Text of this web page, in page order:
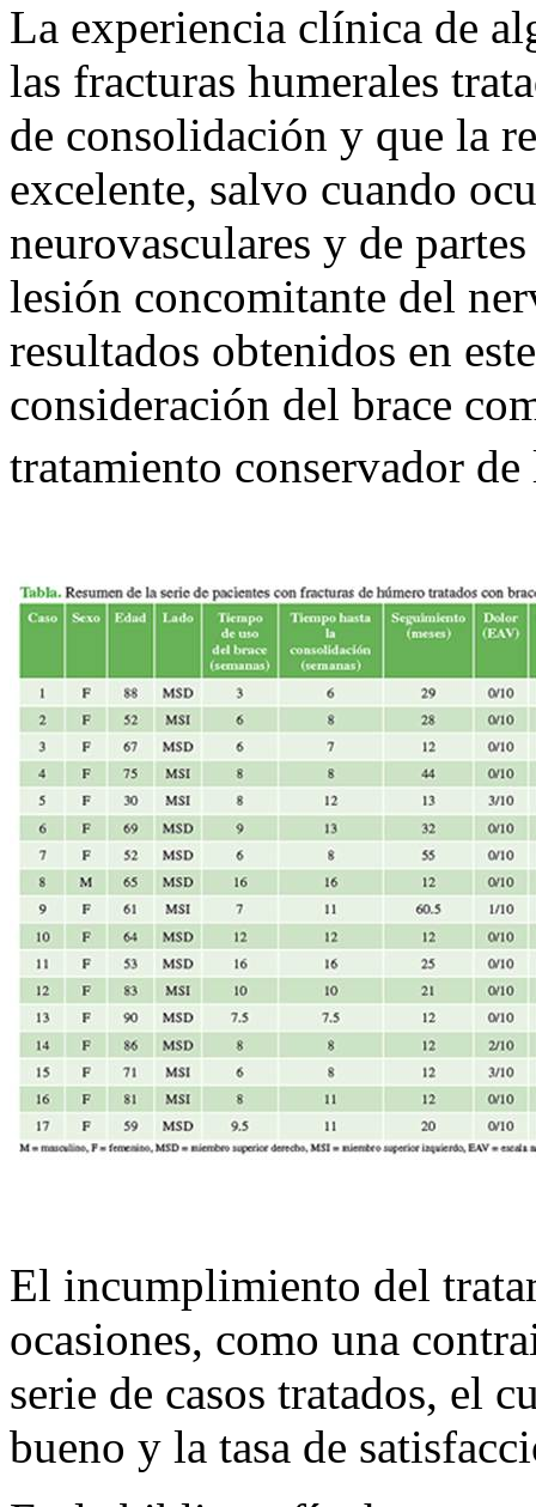
La experiencia clínica de
las fracturas humerales
de consolidación y que la
excelente, salvo cuando
neurovasculares y de
lesión concomitante del
resultados obtenidos en
consideración del brace
tratamiento conservador
El incumplimiento del
ocasiones, como una
serie de casos tratados, el
bueno y la tasa de